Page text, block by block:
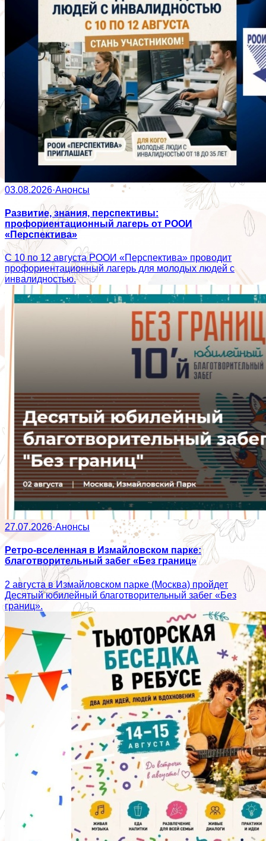
03.08.2026·Анонсы
Развитие, знания, перспективы:
профориентационный лагерь от РООИ
«Перспектива»
С 10 по 12 августа РООИ «Перспектива» проводит
профориентационный лагерь для молодых людей с
инвалидностью.
27.07.2026·Анонсы
Ретро-вселенная в Измайловском парке:
благотворительный забег «Без границ»
2 августа в Измайловском парке (Москва) пройдет
Десятый юбилейный благотворительный забег «Без
границ».